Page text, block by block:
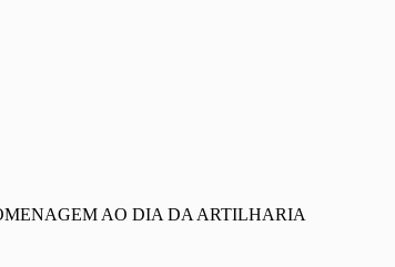
AO DIA DA ARTILHARIA